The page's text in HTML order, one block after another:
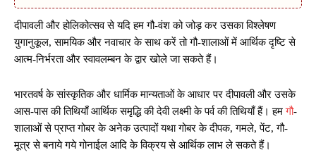
दीपावली और होलिकोत्सव से यदि हम गौ-वंश को जोड़ कर उसका विश्लेषण
युगानुकूल, सामयिक और नवाचार के साथ करें तो गौ-शालाओं में आर्थिक दृष्टि से
आत्म-निर्भरता और स्वावलम्बन के द्वार खोले जा सकते हैं।
भारतवर्ष के सांस्कृतिक और धार्मिक मान्यताओं के आधार पर दीपावली और उसके
आस-पास की तिथियाँ आर्थिक समृद्धि की देवी लक्ष्मी के पर्व की तिथियाँ हैं। हमगौ-
शालाओं से प्राप्त गोबर के अनेक उत्पादों यथा गोबर के दीपक, गमले, पेंट, गौ-
मूत्र से बनाये गये गोनाईल आदि के विक्रय से आर्थिक लाभ ले सकते हैं।